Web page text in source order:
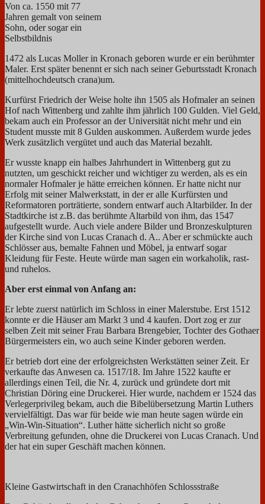
Von ca. 1550 mit 77
Jahren gemalt von seinem
Sohn, oder sogar ein
Selbstbildnis
1472 als Lucas Moller in Kronach geboren wurde er ein berühmter
Maler. Erst später benennt er sich nach seiner Geburtsstadt Kronach
(mittelhochdeutsch crana)um.
Kurfürst Friedrich der Weise holte ihn 1505 als Hofmaler an seinen
Hof nach Wittenberg und zahlte ihm jährlich 100 Gulden. Viel Geld,
bekam auch ein Professor an der Universität nicht mehr und ein
Student musste mit 8 Gulden auskommen. Außerdem wurde jedes
Werk zusätzlich vergütet und auch das Material bezahlt.
Er wusste knapp ein halbes Jahrhundert in Wittenberg gut zu
nutzten, um geschickt reicher und wichtiger zu werden, als es ein
normaler Hofmaler je hätte erreichen können. Er hatte nicht nur
Erfolg mit seiner Malwerkstatt, in der er alle Kurfürsten und
Reformatoren porträtierte, sondern entwarf auch Altarbilder. In der
Stadtkirche ist z.B. das berühmte Altarbild von ihm, das 1547
aufgestellt wurde. Auch viele andere Bilder und Bronzeskulpturen
der Kirche sind von Lucas Cranach d. A.. Aber er schmückte auch
Schlösser aus, bemalte Fahnen und Möbel, ja entwarf sogar
Kleidung für Feste. Heute würde man sagen ein workaholik, rast-
und ruhelos.
Aber erst einmal von Anfang an:
Er lebte zuerst natürlich im Schloss in einer Malerstube. Erst 1512
konnte er die Häuser am Markt 3 und 4 kaufen. Dort zog er zur
selben Zeit mit seiner Frau Barbara Brengebier, Tochter des Gothaer
Bürgermeisters ein, wo auch seine Kinder geboren werden.
Er betrieb dort eine der erfolgreichsten Werkstätten seiner Zeit. Er
verkaufte das Anwesen ca. 1517/18. Im Jahre 1522 kaufte er
allerdings einen Teil, die Nr. 4, zurück und gründete dort mit
Christian Döring eine Druckerei. Hier wurde, nachdem er 1524 das
Verlegerprivileg bekam, auch die Bibelübersetzung Martin Luthers
vervielfältigt. Das war für beide wie man heute sagen würde ein
„Win-Win-Situation“. Luther hätte sicherlich nicht so große
Verbreitung gefunden, ohne die Druckerei von Lucas Cranach. Und
der hat ein super Geschäft machen können.
Kleine Gastwirtschaft in den Cranachhöfen Schlossstraße